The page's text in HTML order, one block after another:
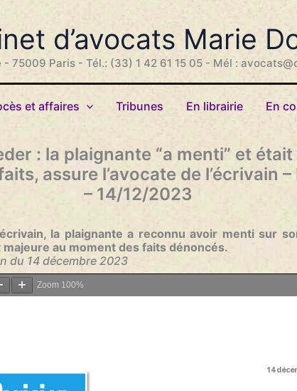
d’avocats Marie
- 75009 Paris - Tél.: (33) 1 42 61 15 05 - Mél :
et affaires Tribunes En librairie En
: la plaignante “a menti” et
assure l’avocate de l’écrivain
– 14/12/2023
la plaignante a reconnu avoir menti sur
au moment des faits dénoncés.
du 14 décembre 2023
Zoom 100%